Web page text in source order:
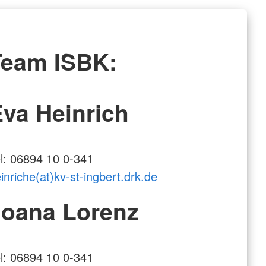
ISBK:
Heinrich
06894 10 0-341
st-ingbert.drk.de
Lorenz
06894 10 0-341